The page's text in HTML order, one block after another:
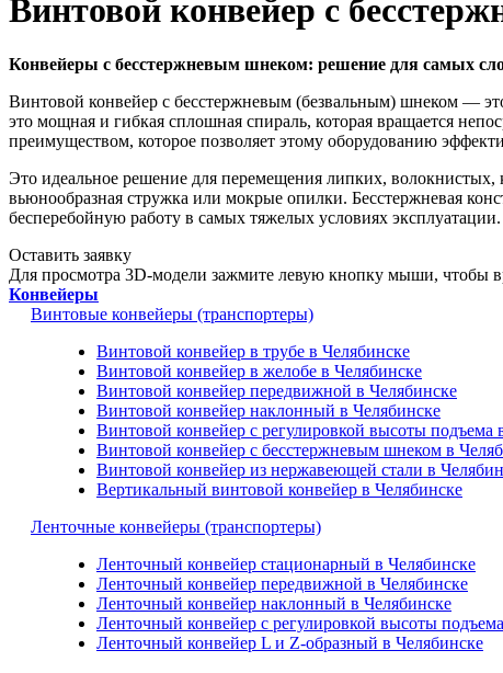
Винтовой конвейер с
Конвейеры с бесстержневым шнеком: решение для самых
Винтовой конвейер с бесстержневым (безвальным) шнеком —
это мощная и гибкая сплошная спираль, которая вращается
преимуществом, которое позволяет этому оборудованию
Это идеальное решение для перемещения липких,
вьюнообразная стружка или мокрые опилки. Бесстержневая
бесперебойную работу в самых тяжелых условиях эксплуатации.
Оставить заявку
Для просмотра 3D-модели зажмите левую кнопку мыши, чтобы
Конвейеры
Винтовые конвейеры (транспортеры)
Винтовой конвейер в трубе в Челябинске
Винтовой конвейер в желобе в Челябинске
Винтовой конвейер передвижной в Челябинске
Винтовой конвейер наклонный в Челябинске
Винтовой конвейер с регулировкой высоты подъема
Винтовой конвейер с бесстержневым шнеком в
Винтовой конвейер из нержавеющей стали в
Вертикальный винтовой конвейер в Челябинске
Ленточные конвейеры (транспортеры)
Ленточный конвейер стационарный в Челябинске
Ленточный конвейер передвижной в Челябинске
Ленточный конвейер наклонный в Челябинске
Ленточный конвейер с регулировкой высоты
Ленточный конвейер L и Z-образный в Челябинске